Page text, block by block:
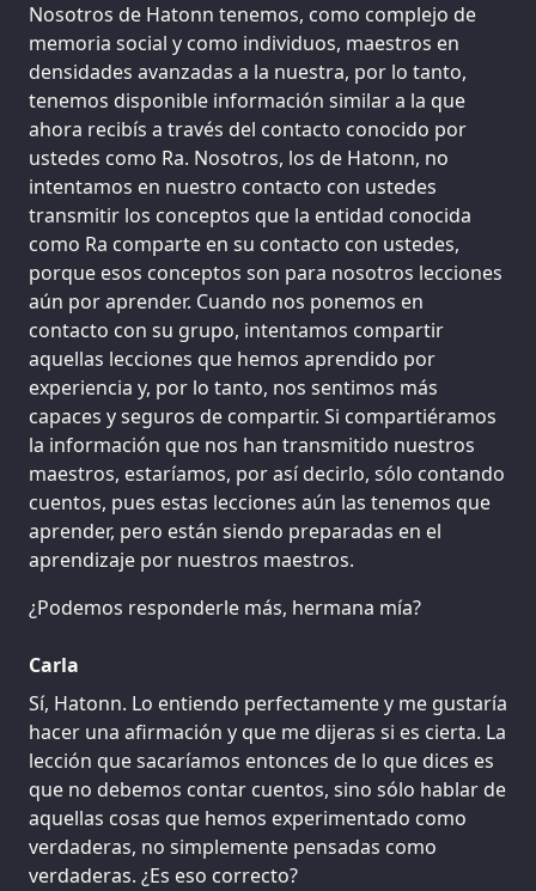
Nosotros de Hatonn tenemos, como complejo de
memoria social y como individuos, maestros en
densidades avanzadas a la nuestra, por lo tanto,
tenemos disponible información similar a la que
ahora recibís a través del contacto conocido por
ustedes como Ra. Nosotros, los de Hatonn, no
intentamos en nuestro contacto con ustedes
transmitir los conceptos que la entidad conocida
como Ra comparte en su contacto con ustedes,
porque esos conceptos son para nosotros lecciones
aún por aprender. Cuando nos ponemos en
contacto con su grupo, intentamos compartir
aquellas lecciones que hemos aprendido por
experiencia y, por lo tanto, nos sentimos más
capaces y seguros de compartir. Si compartiéramos
la información que nos han transmitido nuestros
maestros, estaríamos, por así decirlo, sólo contando
cuentos, pues estas lecciones aún las tenemos que
aprender, pero están siendo preparadas en el
aprendizaje por nuestros maestros.
¿Podemos responderle más, hermana mía?
Carla
Sí, Hatonn. Lo entiendo perfectamente y me gustaría
hacer una afirmación y que me dijeras si es cierta. La
lección que sacaríamos entonces de lo que dices es
que no debemos contar cuentos, sino sólo hablar de
aquellas cosas que hemos experimentado como
verdaderas, no simplemente pensadas como
verdaderas. ¿Es eso correcto?